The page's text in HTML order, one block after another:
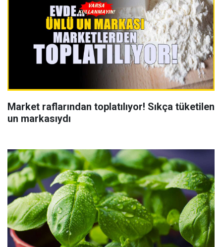
Market raflarından toplatılıyor! Sıkça tüketilen
un markasıydı